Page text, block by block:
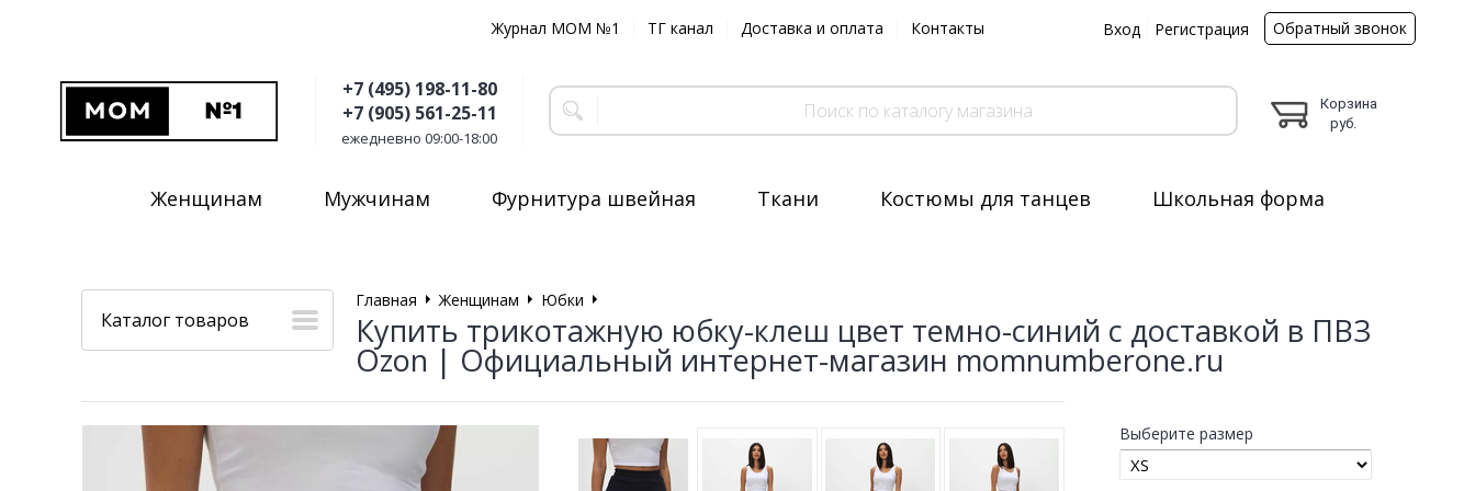
Журнал MOM №1 ТГ канал Доставка и оплата Контакты Вход Регистрация Обратный звонок
+7 (495) 198-11-80
+7 (905) 561-25-11
ежедневно 09:00-18:00
Корзина
руб.
Женщинам Мужчинам Фурнитура швейная Ткани Костюмы для танцев Школьная форма
Каталог товаров
Главная Женщинам Юбки
Купить трикотажную юбку-клеш цвет темно-синий с доставкой в ПВЗ
Ozon | Официальный интернет-магазин momnumberone.ru
Выберите размер